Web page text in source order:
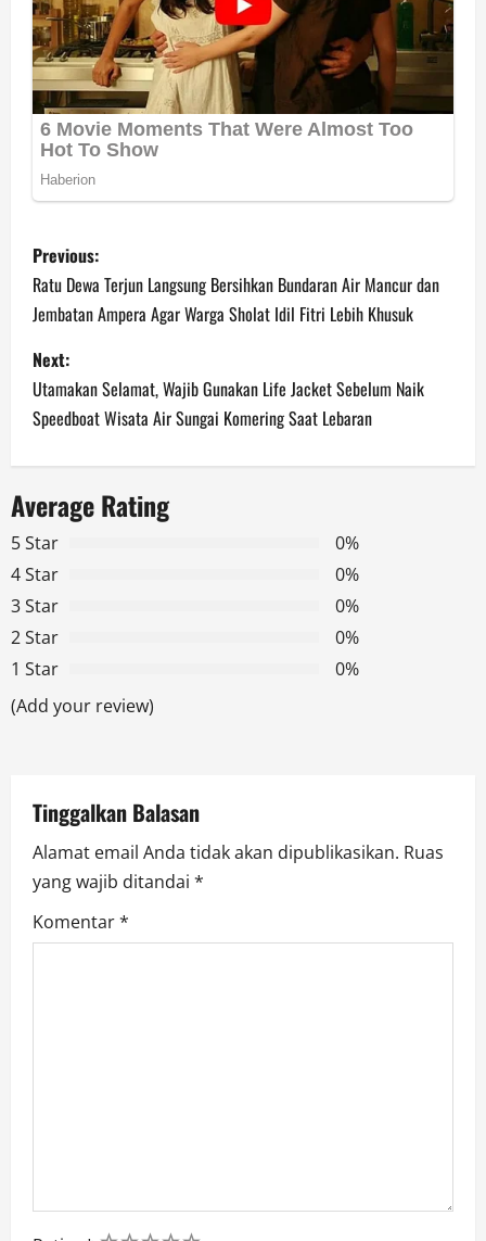
P
o
s
t
n
a
v
i
g
a
t
o
n
Previous:
Ratu Dewa Terjun Langsung Bersihkan Bundaran Air Mancur dan
Jembatan Ampera Agar Warga Sholat Idil Fitri Lebih Khusuk
Next:
Utamakan Selamat, Wajib Gunakan Life Jacket Sebelum Naik
Speedboat Wisata Air Sungai Komering Saat Lebaran
Average Rating
5 Star
0%
4 Star
0%
3 Star
0%
2 Star
0%
1 Star
0%
(Add your review)
Tinggalkan Balasan
Alamat email Anda tidak akan dipublikasikan. Ruas
yang wajib ditandai *
Komentar*